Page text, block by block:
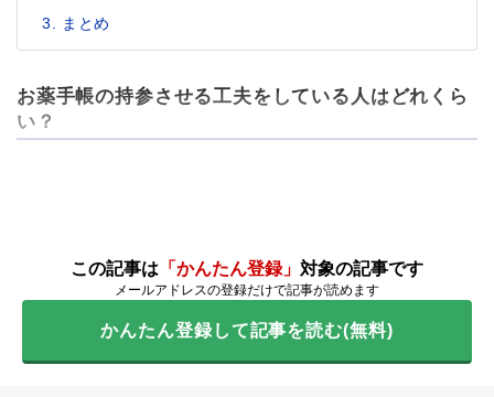
まとめ
お薬手帳の持参させる工夫をしている人はどれくら
い？
この記事は 「かんたん登録」 対象の記事です
メールアドレスの登録だけで記事が読めます
かんたん登録して記事を読む(無料)